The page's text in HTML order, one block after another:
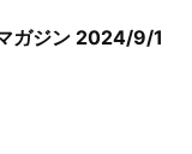
ガジン 2024/9/1